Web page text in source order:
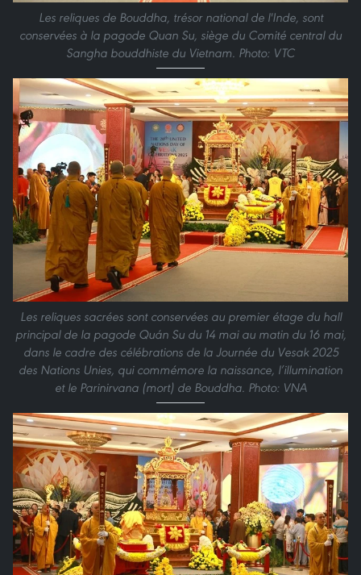
Les reliques de Bouddha, trésor national de l'Inde, sont
conservées à la pagode Quan Su, siège du Comité central du
Sangha bouddhiste du Vietnam. Photo: VTC
Les reliques sacrées sont conservées au premier étage du hall
principal de la pagode Quán Su du 14 mai au matin du 16 mai,
dans le cadre des célébrations de la Journée du Vesak 2025
des Nations Unies, qui commémore la naissance, l’illumination
et le Parinirvana (mort) de Bouddha. Photo: VNA